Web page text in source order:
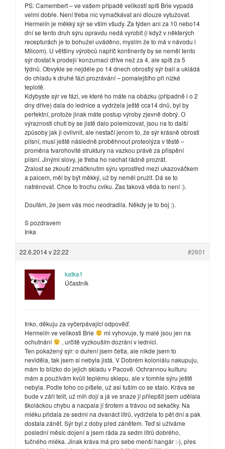
PS: Camembert – ve vašem případě velikostí spíš Brie vypadá
velmi dobře. Není třeba nic vymačkávat ani dlouze vytužovat.
Hermelín je měkký sýr se vším všudy. Za týden ani za 10 nebo14
dní se tento druh sýru opravdu nedá vyrobit (i když v některých
recepturách je to bohužel uváděno, myslím že to má v návodu i
Milcom). U většiny výrobců napříč kontinenty by se neměl tento
sýr dostat k prodeji/ konzumaci dříve než za 4, ale spíš za 5
týdnů. Obvykle se nejdéle po 14 dnech obrostlý sýr balí a ukládá
do chladu k druhé fázi prozrávání – pomalejšího při nízké
teplotě.
Kdybyste sýr ve fázi, ve které ho máte na obázku (případně i o 2
dny dříve) dala do lednice a vydržela ještě cca14 dnů, byl by
perfektní, protože jinak máte postup výroby zjevně dobrý. O
výraznosti chuti by se jistě dalo polemizovat, jsou na to další
způsoby jak ji ovlivnit, ale nestačí jenom to, že sýr krásně obrostl
plísní, musí ještě následně proběhnout proteolýza v těstě –
proměna tvarohovité struktury na vazkou právě za přispění
plísní. Jinými slovy, je třeba ho nechat řádně prozrát.
Zralost se zkouší zmáčknutím sýru vprostřed mezi ukazováčkem
a palcem, měl by být měkký, už by neměl pružit. Dá se to
natrénovat. Chce to trochu cviku. Zas taková věda to není :).
Doufám, že jsem vás moc neodradila. Někdy je to boj :).
S pozdravem
Inka
22.6.2014 v 22:22 #2601
katka1
Účastník
Inko, děkuju za vyčerpávající odpověď.
Hermelín ve velikosti Brie
mi vyhovuje, ty malé jsou jen na
ochutnání
, určitě vyzkouším dozrání v lednici.
Ten pokažený sýr: o duření jsem četla, ale nikde jsem to
neviděla, tak jsem si nebyla jistá. V Dobrém koloniálu nakupuju,
mám to blízko do jejich skladu v Pacově. Ochrannou kulturu
mám a používám kvůli teplému sklepu, ale v tomhle sýru ještě
nebyla. Podle toho co píšete, už asi tuším co se stalo. Kráva se
bude v září telit, už míň dojí a já ve snaze jí přilepšit jsem udělala
školáckou chybu a nacpala jí šrotem a trávou od sekačky. Na
mléku přidala ze sedmi na dvanáct litrů, vydržela to pět dní a pak
dostala zánět. Sýr byl z doby před zánětem. Teď si užíváme
poslední měsíc dojení a jsem ráda za sedm litrů dobrého,
tučného mléka. Jinak kráva má pro sebe menší hangár :-), přes